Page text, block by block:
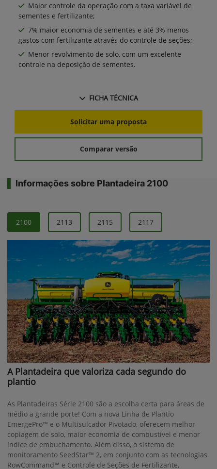
Maior controle da operação com a taxa variável de
sementes e fertilizante;
7% maior economia de sementes e até 3% menos
gastos com fertilizante através do controle de seções;
Menor revolvimento de solo, com um excelente
controle na deposição de sementes.
FICHA TÉCNICA
Solicitar uma proposta
Comparar versão
Informações sobre Plantadeira 2100
2100 2113 2115 2117
A Plantadeira que valoriza cada segundo do
plantio
As Plantadeiras Série 2100 são a escolha certa para áreas de
médio a grande porte! Com a nova Linha de Plantio
EmergePro™ e o Multisulcador Pivotado, oferecem melhor
copiagem de solo, maior economia de combustível e menor
índice de embuchamento. Além disso, o sistema de
monitoramento SeedStar™ 2, em conjunto com as tecnologias
RowCommand™ e Controle de Seções de Fertilizante,